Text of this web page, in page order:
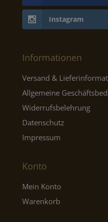
Instagram
Informationen
Versand &
Allgemeine
Widerrufsbelehrung
Datenschutz
Impressum
Konto
Mein Konto
Warenkorb